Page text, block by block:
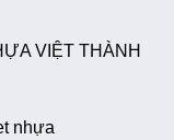
VIỆT THÀNH
nhựa